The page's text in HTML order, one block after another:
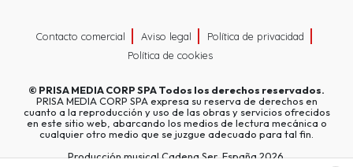
Contacto comercial Aviso legal
Política de privacidad
Política de cookies
© PRISA MEDIA CORP SPATodos los derechos reservados.
PRISA MEDIA CORP SPA expresa su reserva de derechos en
cuanto a la reproducción y uso de las obras y servicios ofrecidos
en este sitio web, abarcando los medios de lectura mecánica o
cualquier otro medio que se juzgue adecuado para tal fin.
Producción musical Cadena Ser, España 2026.